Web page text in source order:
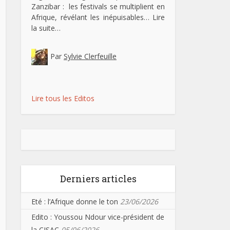
Zanzibar : les festivals se multiplient en
Afrique, révélant les inépuisables… Lire
la suite…
Par Sylvie Clerfeuille
Lire tous les Editos
Derniers articles
Eté : l’Afrique donne le ton 23/06/2026
Edito : Youssou Ndour vice-président de